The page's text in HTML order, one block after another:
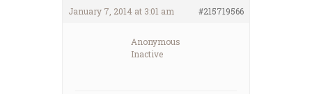
January 7, 2014 at 3:01 am #215719566
Anonymous
Inactive